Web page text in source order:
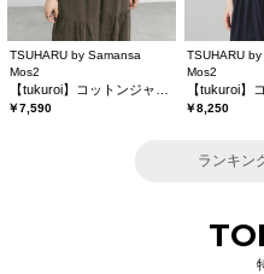
TSUHARU by Samansa
Mos2
￥7,590
TSUHARU
Mos2
￥8,250
ランキン